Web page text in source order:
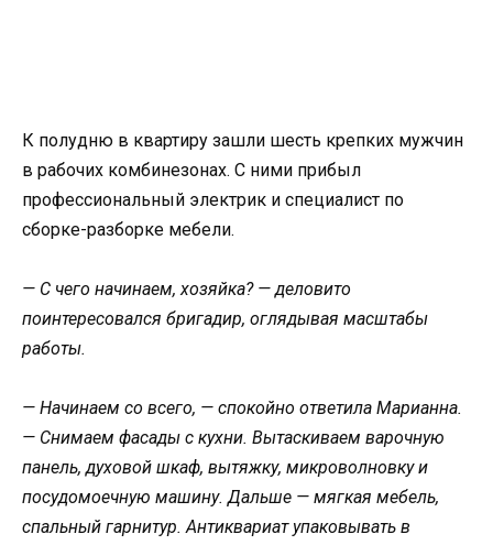
К полудню в квартиру зашли шесть крепких мужчин
в рабочих комбинезонах. С ними прибыл
профессиональный электрик и специалист по
сборке-разборке мебели.
— С чего начинаем, хозяйка? — деловито
поинтересовался бригадир, оглядывая масштабы
работы.
— Начинаем со всего, — спокойно ответила Марианна.
— Снимаем фасады с кухни. Вытаскиваем варочную
панель, духовой шкаф, вытяжку, микроволновку и
посудомоечную машину. Дальше — мягкая мебель,
спальный гарнитур. Антиквариат упаковывать в